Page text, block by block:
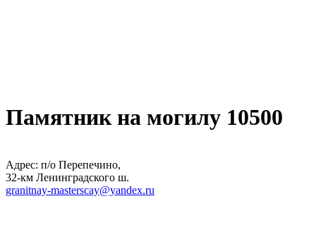
Памятник на могилу 10500
Адрес: п/о Перепечино,
32-км Ленинградского ш.
granitnay-masterscay@yandex.ru